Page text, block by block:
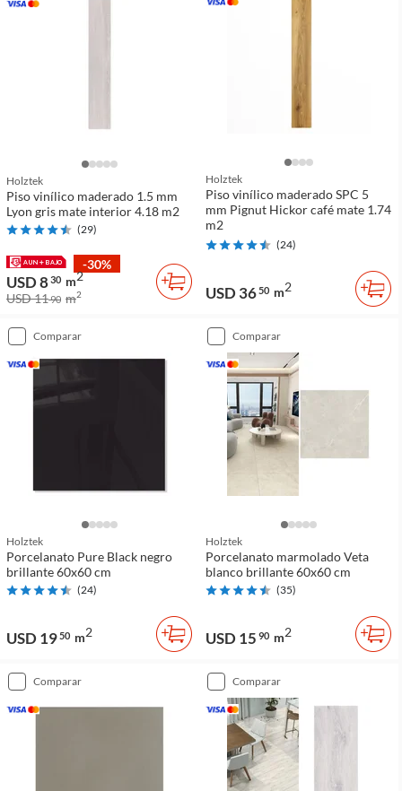
Holztek
Piso vinílico maderado 1.5 mm
Lyon gris mate interior 4.18 m2
(29)
-30%
USD 830 m2
USD 1190 m2
Holztek
Piso vinílico maderado SPC 5
mm Pignut Hickor café mate 1.74
m2
(24)
USD 3650 m2
comparar
Holztek
Porcelanato Pure Black negro
brillante 60x60 cm
(24)
USD 1950 m2
comparar
Holztek
Porcelanato marmolado Veta
blanco brillante 60x60 cm
(35)
USD 15 90 m2
comparar comparar